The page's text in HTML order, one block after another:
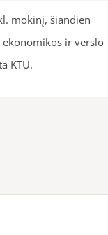
mokinį, šiandien
ir verslo
KTU.